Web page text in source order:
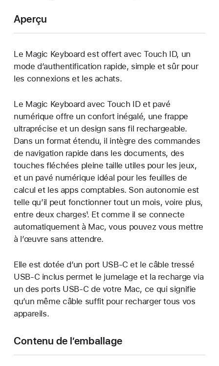
Aperçu
Le Magic Keyboard est offert avec Touch ID, un
mode d’authentification rapide, simple et sûr pour
les connexions et les achats.
Le Magic Keyboard avec Touch ID et pavé
numérique offre un confort inégalé, une frappe
ultraprécise et un design sans fil rechargeable.
Dans un format étendu, il intègre des commandes
de navigation rapide dans les documents, des
touches fléchées pleine taille utiles pour les jeux,
et un pavé numérique idéal pour les feuilles de
calcul et les apps comptables. Son autonomie est
telle qu’il peut fonctionner tout un mois, voire plus,
entre deux charges¹. Et comme il se connecte
automatiquement à Mac, vous pouvez vous mettre
à l’œuvre sans attendre.
Elle est dotée d’un port USB-C et le câble tressé
USB‑C inclus permet le jumelage et la recharge via
un des ports USB‑C de votre Mac, ce qui signifie
qu’un même câble suffit pour recharger tous vos
appareils.
Contenu de l’emballage